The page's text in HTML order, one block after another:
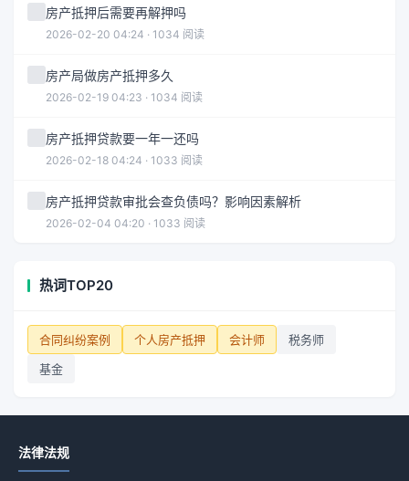
房产抵押后需要再解押吗
2026-02-20 04:24 · 1034 阅读
房产局做房产抵押多久
2026-02-19 04:23 · 1034 阅读
房产抵押贷款要一年一还吗
2026-02-18 04:24 · 1033 阅读
房产抵押贷款审批会查负债吗？影响因素解析
2026-02-04 04:20 · 1033 阅读
热词TOP20
合同纠纷案例 个人房产抵押 会计师
税务师
基金
法律法规